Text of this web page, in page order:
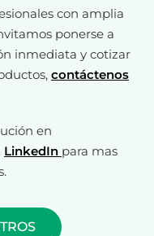
con amplia
ponerse a
inmediata y cotizar
contáctenos
en
LinkedIn para mas